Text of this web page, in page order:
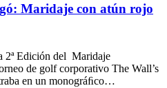
Maridaje con atún rojo
2ª Edición del Maridaje
de golf corporativo The Wall’s
en un monográﬁco…